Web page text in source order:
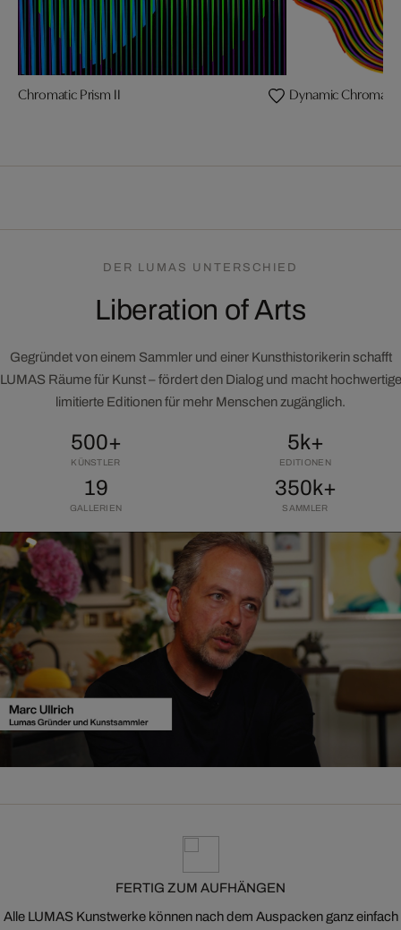
Chromatic Prism II Dynamic
DER LUMAS UNTERSCHIED
Liberation of Arts
Gegründet von einem Sammler und einer Kunsthistorikerin schafft
LUMAS Räume für Kunst – fördert den Dialog und macht hochwertige
limitierte Editionen für mehr Menschen zugänglich.
500+
KÜNSTLER
5k+
EDITIONEN
19
GALLERIEN
350k+
SAMMLER
FERTIG ZUM AUFHÄNGEN
Alle LUMAS Kunstwerke können nach dem Auspacken ganz einfach